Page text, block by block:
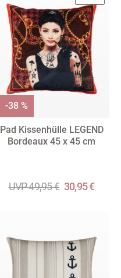
Pad Kissenhülle LEGEND
Bordeaux 45 x 45 cm
UVP 49,95 € 30,95 €
-38 %